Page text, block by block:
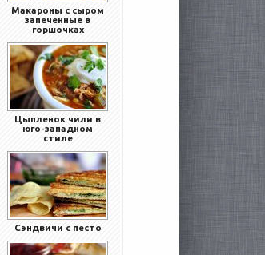
Макароны с сыром
запеченные в
горшочках
Цыпленок чили в
юго-западном
стиле
Сэндвичи с песто